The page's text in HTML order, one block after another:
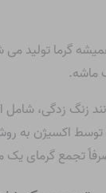
گرما تولید
ماشه.
زنگ زدگی،
توسط اکسیژن به
تجمع گرمای یک